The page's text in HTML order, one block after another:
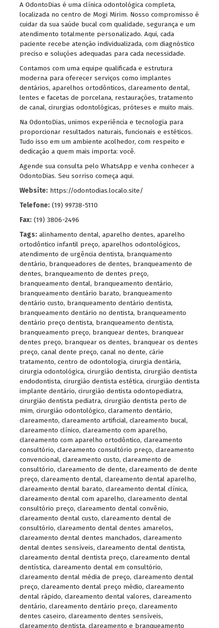
A OdontoDias é uma clínica odontológica completa,
localizada no centro de Mogi Mirim. Nosso compromisso é
cuidar da sua saúde bucal com qualidade, segurança e um
atendimento totalmente personalizado. Aqui, cada
paciente recebe atenção individualizada, com diagnóstico
preciso e soluções adequadas para cada necessidade.
Contamos com uma equipe qualificada e estrutura
moderna para oferecer serviços como implantes
dentários, aparelhos ortodônticos, clareamento dental,
lentes e facetas de porcelana, restaurações, tratamento
de canal, cirurgias odontológicas, próteses e muito mais.
Na OdontoDias, unimos experiência e tecnologia para
proporcionar resultados naturais, funcionais e estéticos.
Tudo isso em um ambiente acolhedor, com respeito e
dedicação a quem mais importa: você.
Agende sua consulta pelo WhatsApp e venha conhecer a
OdontoDias. Seu sorriso começa aqui.
Website: https://odontodias.localo.site/
Telefone: (19) 99738-5110
Fax: (19) 3806-2496
Tags: alinhamento dental, aparelho dentes, aparelho
ortodôntico infantil preço, aparelhos odontológicos,
atendimento de urgência dentista, branquamento
dentário, branqueadores de dentes, branqueamento de
dentes, branqueamento de dentes preço,
branqueamento dental, branqueamento dentário,
branqueamento dentário barato, branqueamento
dentário custo, branqueamento dentário dentista,
branqueamento dentário no dentista, branqueamento
dentário preço dentista, branqueamento dentista,
branqueamento preço, branquear dentes, branquear
dentes preço, branquear os dentes, branquear os dentes
preço, canal dente preço, canal no dente, cárie
tratamento, centro de odontologia, cirurgia dentária,
cirurgia odontológica, cirurgião dentista, cirurgião dentista
endodontista, cirurgião dentista estética, cirurgião dentista
implante dentário, cirurgião dentista odontopediatra,
cirurgião dentista pediatra, cirurgião dentista perto de
mim, cirurgião odontológico, claramento dentário,
clareamento, clareamento artificial, clareamento bucal,
clareamento clínico, clareamento com aparelho,
clareamento com aparelho ortodôntico, clareamento
consultório, clareamento consultório preço, clareamento
convencional, clareamento custo, clareamento de
consultório, clareamento de dente, clareamento de dente
preço, clareamento dental, clareamento dental aparelho,
clareamento dental barato, clareamento dental clínica,
clareamento dental com aparelho, clareamento dental
consultório preço, clareamento dental convênio,
clareamento dental custo, clareamento dental de
consultório, clareamento dental dentes amarelos,
clareamento dental dentes manchados, clareamento
dental dentes sensíveis, clareamento dental dentista,
clareamento dental dentista preço, clareamento dental
dentística, clareamento dental em consultório,
clareamento dental média de preço, clareamento dental
preço, clareamento dental preço médio, clareamento
dental rápido, clareamento dental valores, clareamento
dentário, clareamento dentário preço, clareamento
dentes caseiro, clareamento dentes sensíveis,
clareamento dentista, clareamento e branqueamento